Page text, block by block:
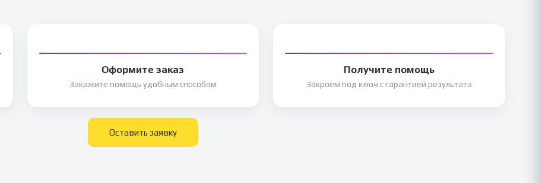
Оформите заказ
Закажите помощь удобным способом
Получите помощь
Закроем под ключ с гарантией результата
Оставить заявку